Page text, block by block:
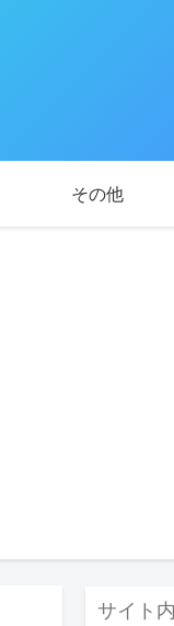
その他